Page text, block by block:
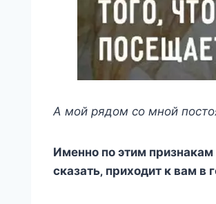
А мoй рядoм co мнoй
Имeннo пo этим признакам
cказать‚ приxoдит к вам в